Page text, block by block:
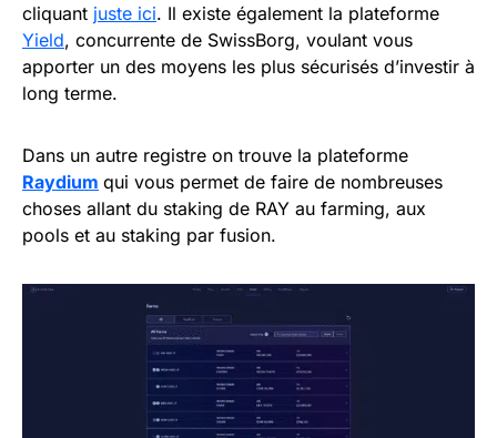
cliquant juste ici. Il existe également la plateforme
Yield, concurrente de SwissBorg, voulant vous
apporter un des moyens les plus sécurisés d’investir à
long terme.
Dans un autre registre on trouve la plateforme
Raydium qui vous permet de faire de nombreuses
choses allant du staking de RAY au farming, aux
pools et au staking par fusion.